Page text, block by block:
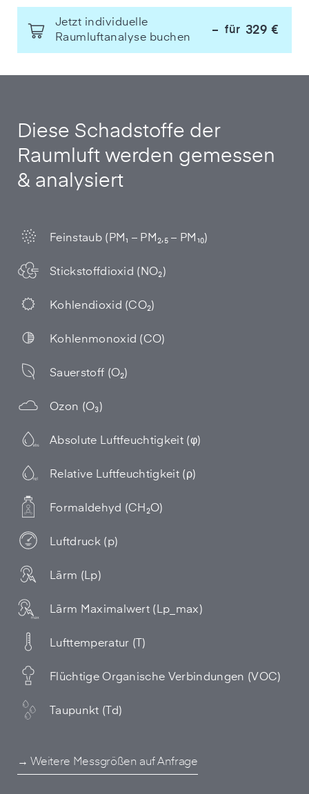
Jetzt individuelle
Raumluftanalyse buchen
– für 329 €
Diese Schadstoffe der
Raumluft werden gemessen
& analysiert
Feinstaub (PM₁ – PM₂,₅ – PM₁₀)
Stickstoffdioxid (NO₂)
Kohlendioxid (CO₂)
Kohlenmonoxid (CO)
Sauerstoff (O₂)
Ozon (O₃)
Absolute Luftfeuchtigkeit (φ)
Relative Luftfeuchtigkeit (ρ)
Formaldehyd (CH₂O)
Luftdruck (p)
Lärm (Lp)
Lärm Maximalwert (Lp_max)
Lufttemperatur (T)
Flüchtige Organische Verbindungen (VOC)
Taupunkt (Td)
→ Weitere Messgrößen auf Anfrage